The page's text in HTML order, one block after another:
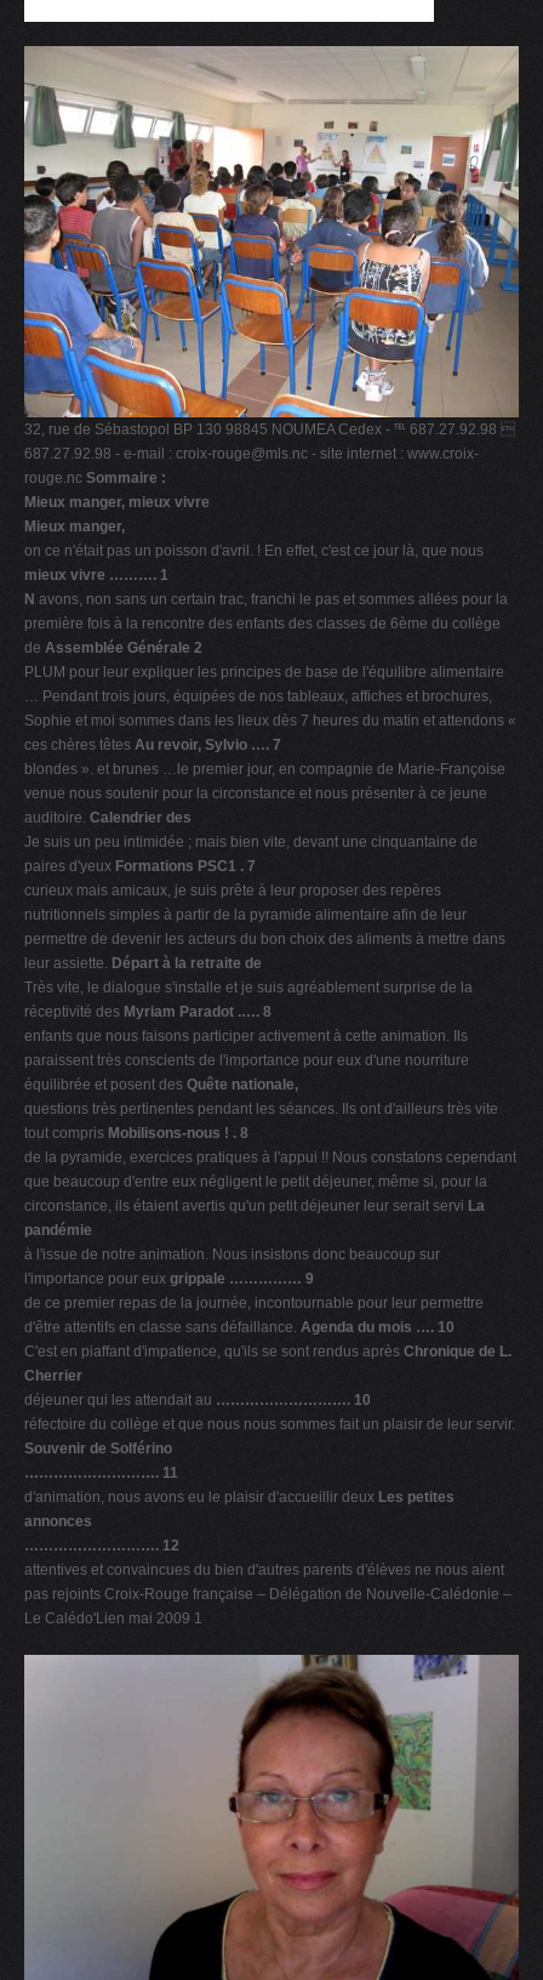
V
X
Y
Z
0-9
32, rue de Sébastopol BP 130 98845 NOUMEA Cedex - ℡ 687.27.92.98 
687.27.92.98 - e-mail : croix-rouge@mls.nc - site internet : www.croix-
rouge.nc Sommaire :
Mieux manger, mieux vivre
Mieux manger,
on ce n'était pas un poisson d'avril. ! En effet, c'est ce jour là, que nous
mieux vivre ………. 1
N avons, non sans un certain trac, franchi le pas et sommes allées pour la
première fois à la rencontre des enfants des classes de 6ème du collège
de Assemblée Générale 2
PLUM pour leur expliquer les principes de base de l'équilibre alimentaire
… Pendant trois jours, équipées de nos tableaux, affiches et brochures,
Sophie et moi sommes dans les lieux dès 7 heures du matin et attendons «
ces chères têtes Au revoir, Sylvio …. 7
blondes ». et brunes …le premier jour, en compagnie de Marie-Françoise
venue nous soutenir pour la circonstance et nous présenter à ce jeune
auditoire. Calendrier des
Je suis un peu intimidée ; mais bien vite, devant une cinquantaine de
paires d'yeux Formations PSC1 . 7
curieux mais amicaux, je suis prête à leur proposer des repères
nutritionnels simples à partir de la pyramide alimentaire afin de leur
permettre de devenir les acteurs du bon choix des aliments à mettre dans
leur assiette. Départ à la retraite de
Très vite, le dialogue s'installe et je suis agréablement surprise de la
réceptivité des Myriam Paradot .…. 8
enfants que nous faisons participer activement à cette animation. Ils
paraissent très conscients de l'importance pour eux d'une nourriture
équilibrée et posent des Quête nationale,
questions très pertinentes pendant les séances. Ils ont d'ailleurs très vite
tout compris Mobilisons-nous ! . 8
de la pyramide, exercices pratiques à l'appui !! Nous constatons cependant
que beaucoup d'entre eux négligent le petit déjeuner, même si, pour la
circonstance, ils étaient avertis qu'un petit déjeuner leur serait servi La
pandémie
à l'issue de notre animation. Nous insistons donc beaucoup sur
l'importance pour eux grippale …………… 9
de ce premier repas de la journée, incontournable pour leur permettre
d'être attentifs en classe sans défaillance. Agenda du mois …. 10
C'est en piaffant d'impatience, qu'ils se sont rendus après Chronique de L.
Cherrier
déjeuner qui les attendait au ………………………. 10
réfectoire du collège et que nous nous sommes fait un plaisir de leur servir.
Souvenir de Solférino
………………………. 11
d'animation, nous avons eu le plaisir d'accueillir deux Les petites
annonces
………………………. 12
attentives et convaincues du bien d'autres parents d'élèves ne nous aient
pas rejoints Croix-Rouge française – Délégation de Nouvelle-Calédonie –
Le Calédo'Lien mai 2009 1